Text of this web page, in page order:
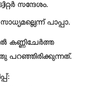
സന്ദേശം.
പാപ്പാ.
കണ്ണിചേര്‍ത്ത
പറഞ്ഞിരിക്കുന്നത്.